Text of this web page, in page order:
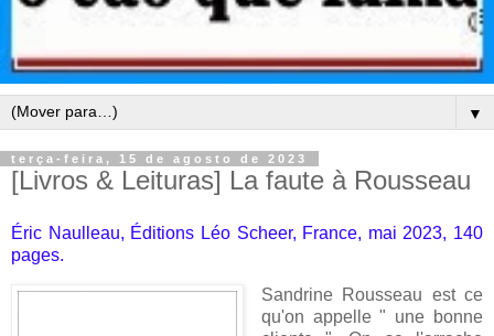
▼
terça-feira, 15 de agosto de 2023
[Livros & Leituras] La faute à Rousseau
Éric Naulleau, Éditions Léo Scheer, France, mai 2023, 140
pages.
Sandrine Rousseau est ce
qu'on appelle " une bonne